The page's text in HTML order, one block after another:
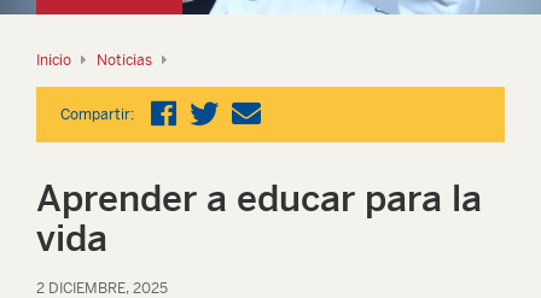
Inicio Noticias
Compartir:
Aprender a educar para la
vida
2 DICIEMBRE, 2025